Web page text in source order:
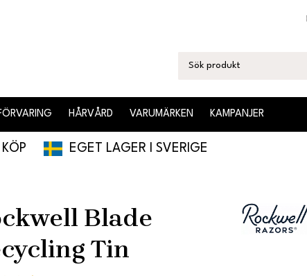
HÅRVÅRD VARUMÄRKEN KAMPANJER
KÖP EGET LAGER I SVERIGE
Blade
Tin